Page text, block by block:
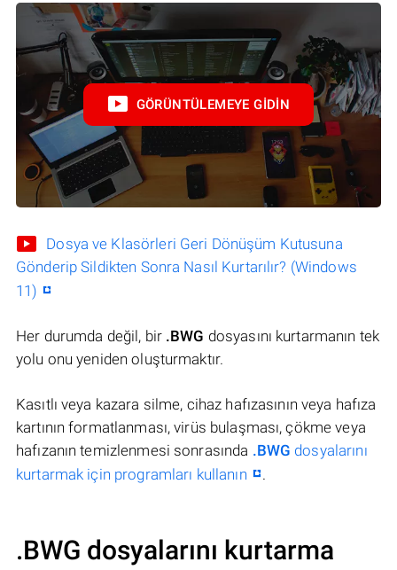
GÖRÜNTÜLEMEYE GIDIN
Dosya ve Klasörleri Geri Dönüşüm Kutusuna
Gönderip Sildikten Sonra Nasıl Kurtarılır? (Windows
11)
Her durumda değil, bir .BWG dosyasını kurtarmanın tek
yolu onu yeniden oluşturmaktır.
Kasıtlı veya kazara silme, cihaz hafızasının veya hafıza
kartının formatlanması, virüs bulaşması, çökme veya
hafızanın temizlenmesi sonrasında .BWG dosyalarını
kurtarmak için programları kullanın
.
.BWG dosyalarını kurtarma